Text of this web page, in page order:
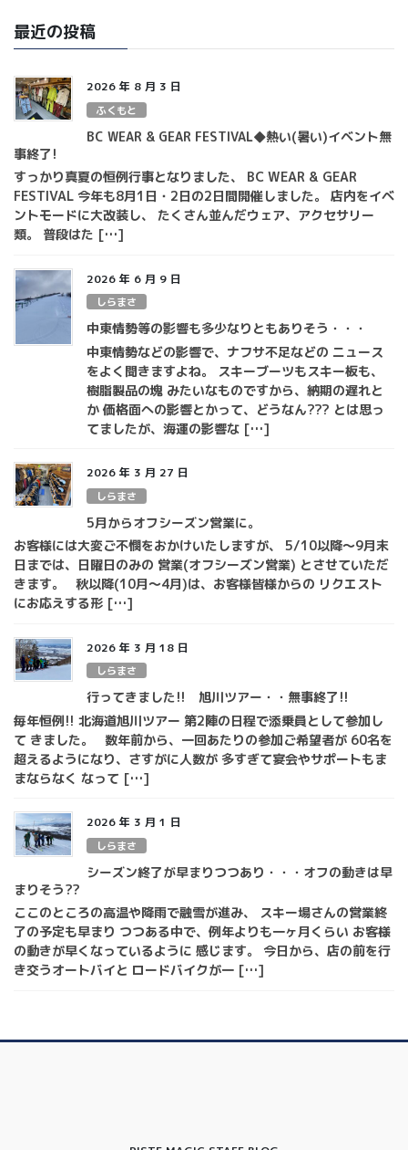
最近の投稿
2026 年 8 月 3 日
ふくもと
BC WEAR & GEAR FESTIVAL◆熱い(暑い)イベント無
事終了!
すっかり真夏の恒例行事となりました、 BC WEAR & GEAR
FESTIVAL 今年も8月1日・2日の2日間開催しました。 店内をイベ
ントモードに大改装し、 たくさん並んだウェア、アクセサリー
類。 普段はた […]
2026 年 6 月 9 日
しらまさ
中東情勢等の影響も多少なりともありそう・・・
中東情勢などの影響で、ナフサ不足などの ニュース
をよく聞きますよね。 スキーブーツもスキー板も、
樹脂製品の塊 みたいなものですから、納期の遅れと
か 価格面への影響とかって、どうなん??? とは思っ
てましたが、海運の影響な […]
2026 年 3 月 27 日
しらまさ
5月からオフシーズン営業に。
お客様には大変ご不憫をおかけいたしますが、 5/10以降～9月末
日までは、日曜日のみの 営業(オフシーズン営業) とさせていただ
きます。 秋以降(10月～4月)は、お客様皆様からの リクエスト
にお応えする形 […]
2026 年 3 月 18 日
しらまさ
行ってきました!! 旭川ツアー・・無事終了!!
毎年恒例!! 北海道旭川ツアー 第2陣の日程で添乗員として参加し
て きました。 数年前から、一回あたりの参加ご希望者が 60名を
超えるようになり、さすがに人数が 多すぎて宴会やサポートもま
まならなく なって […]
2026 年 3 月 1 日
しらまさ
シーズン終了が早まりつつあり・・・オフの動きは早
まりそう??
ここのところの高温や降雨で融雪が進み、 スキー場さんの営業終
了の予定も早まり つつある中で、例年よりも一ヶ月くらい お客様
の動きが早くなっているように 感じます。 今日から、店の前を行
き交うオートバイと ロードバイクが一 […]